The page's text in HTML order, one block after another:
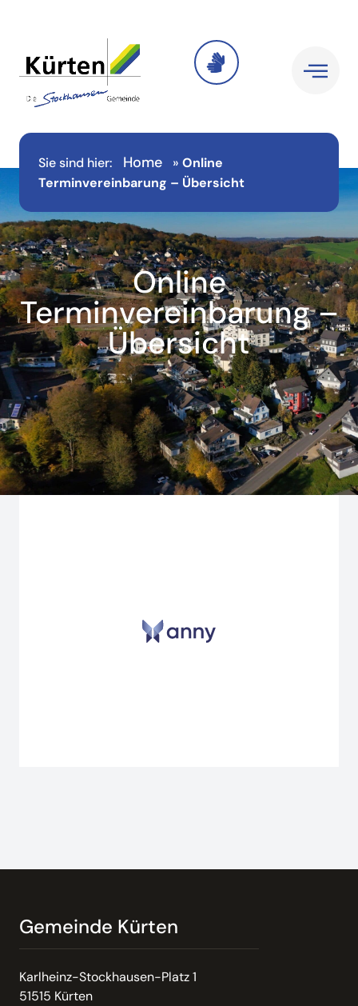
Sie sind hier: Home » Online
Terminvereinbarung – Übersicht
Online
Terminvereinbarung –
Übersicht
Gemeinde Kürten
Karlheinz-Stockhausen-Platz 1
51515 Kürten